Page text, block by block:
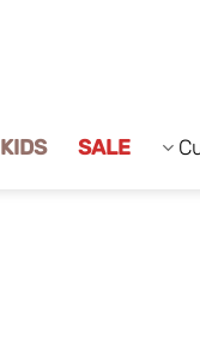
SALE
KIDS